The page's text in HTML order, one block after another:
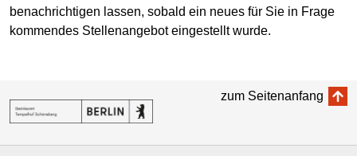
benachrichtigen lassen, sobald ein neues für Sie in Frage
kommendes Stellenangebot eingestellt wurde.
zum Seitenanfang